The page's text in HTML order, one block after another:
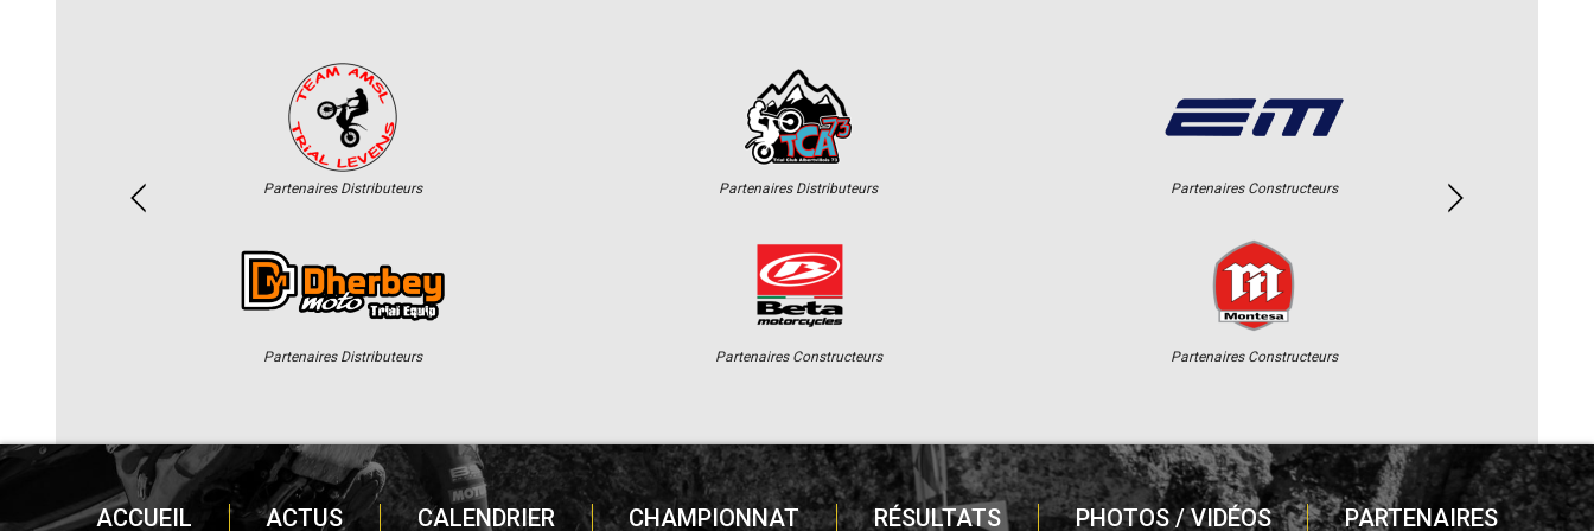
Partenaires Distributeurs
Partenaires Distributeurs
Partenaires Distributeurs
Partenaires Constructeurs
Partenaires Constructeurs
Partenaires Constructeurs
ACCUEIL ACTUS CALENDRIER CHAMPIONNAT RÉSULTATS PHOTOS / VIDÉOS PARTENAIRES